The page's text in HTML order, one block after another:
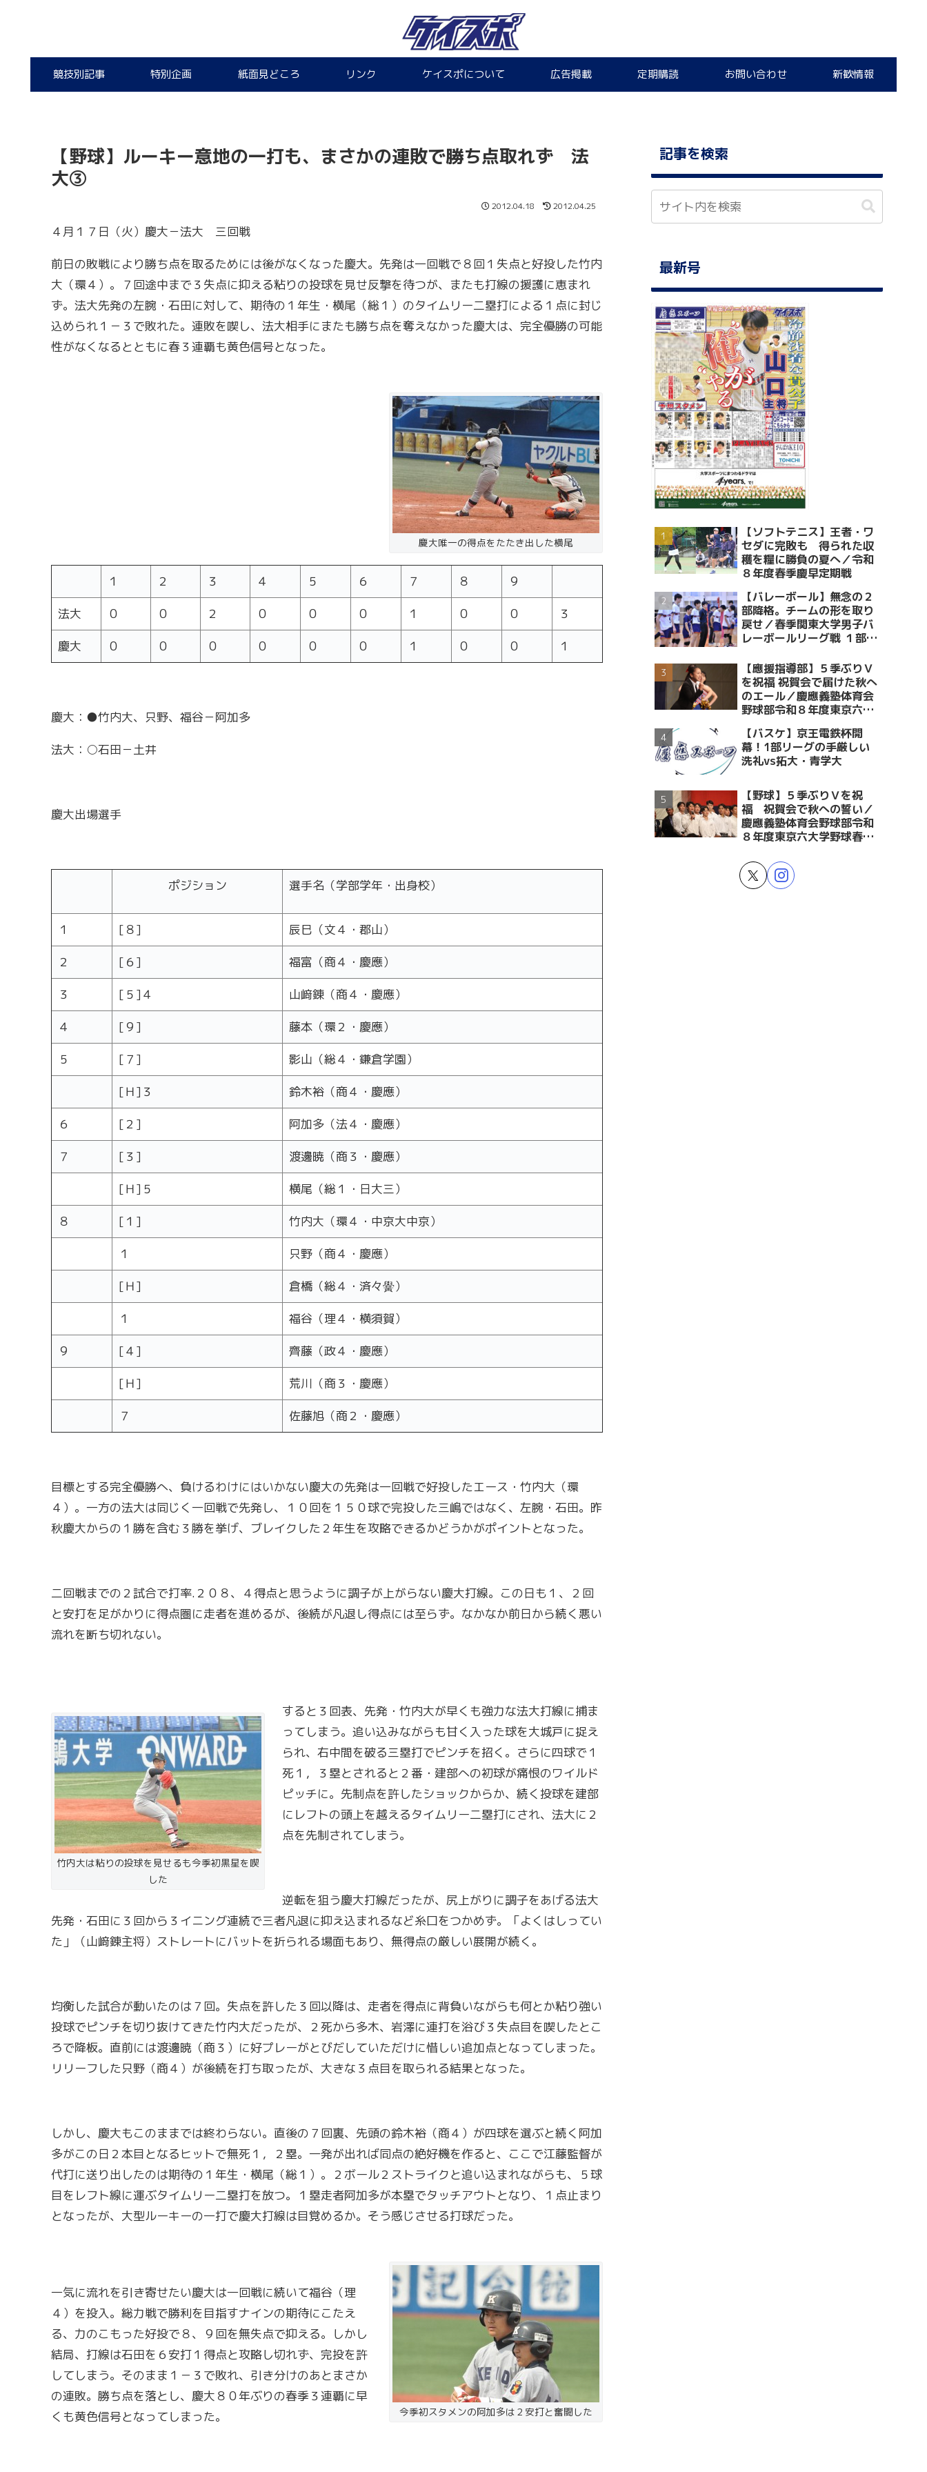
競技別記事 特別企画 紙面見どころ リンク ケイスポについて 広告掲載 定期購読 お問い合わせ 新歓情報
【野球】ルーキー意地の一打も、まさかの連敗で勝ち点取れず 法
大③
2012.04.18 2012.04.25
４月１７日（火）慶大－法大 三回戦
前日の敗戦により勝ち点を取るためには後がなくなった慶大。先発は一回戦で８回１失点と好投した竹内
大（環４）。７回途中まで３失点に抑える粘りの投球を見せ反撃を待つが、またも打線の援護に恵まれ
ず。法大先発の左腕・石田に対して、期待の１年生・横尾（総１）のタイムリー二塁打による１点に封じ
込められ１－３で敗れた。連敗を喫し、法大相手にまたも勝ち点を奪えなかった慶大は、完全優勝の可能
性がなくなるとともに春３連覇も黄色信号となった。
慶大唯一の得点をたたき出した横尾
１ ２ ３ ４ ５ ６ ７ ８ ９
法大 ０ ０ ２ ０ ０ ０ １ ０ ０ ３
慶大 ０ ０ ０ ０ ０ ０ １ ０ ０ １
慶大：●竹内大、只野、福谷－阿加多
法大：○石田－土井
慶大出場選手
ポジション 選手名（学部学年・出身校）
１ [８] 辰巳（文４・郡山）
２ [６] 福富（商４・慶應）
３ [５]４ 山﨑錬（商４・慶應）
４ [９] 藤本（環２・慶應）
５ [７] 影山（総４・鎌倉学園）
[Ｈ]３ 鈴木裕（商４・慶應）
６ [２] 阿加多（法４・慶應）
７ [３] 渡邊暁（商３・慶應）
[Ｈ]５ 横尾（総１・日大三）
８ [１] 竹内大（環４・中京大中京）
１ 只野（商４・慶應）
[Ｈ] 倉橋（総４・済々黌）
１ 福谷（理４・横須賀）
９ [４] 齊藤（政４・慶應）
[Ｈ] 荒川（商３・慶應）
７ 佐藤旭（商２・慶應）
目標とする完全優勝へ、負けるわけにはいかない慶大の先発は一回戦で好投したエース・竹内大（環
４）。一方の法大は同じく一回戦で先発し、１０回を１５０球で完投した三嶋ではなく、左腕・石田。昨
秋慶大からの１勝を含む３勝を挙げ、ブレイクした２年生を攻略できるかどうかがポイントとなった。
二回戦までの２試合で打率.２０８、４得点と思うように調子が上がらない慶大打線。この日も１、２回
と安打を足がかりに得点圏に走者を進めるが、後続が凡退し得点には至らず。なかなか前日から続く悪い
流れを断ち切れない。
竹内大は粘りの投球を見せるも今季初黒星を喫
した
すると３回表、先発・竹内大が早くも強力な法大打線に捕ま
ってしまう。追い込みながらも甘く入った球を大城戸に捉え
られ、右中間を破る三塁打でピンチを招く。さらに四球で１
死１，３塁とされると２番・建部への初球が痛恨のワイルド
ピッチに。先制点を許したショックからか、続く投球を建部
にレフトの頭上を越えるタイムリー二塁打にされ、法大に２
点を先制されてしまう。
逆転を狙う慶大打線だったが、尻上がりに調子をあげる法大
先発・石田に３回から３イニング連続で三者凡退に抑え込まれるなど糸口をつかめず。「よくはしってい
た」（山﨑錬主将）ストレートにバットを折られる場面もあり、無得点の厳しい展開が続く。
均衡した試合が動いたのは７回。失点を許した３回以降は、走者を得点に背負いながらも何とか粘り強い
投球でピンチを切り抜けてきた竹内大だったが、２死から多木、岩澤に連打を浴び３失点目を喫したとこ
ろで降板。直前には渡邊暁（商３）に好プレーがとびだしていただけに惜しい追加点となってしまった。
リリーフした只野（商４）が後続を打ち取ったが、大きな３点目を取られる結果となった。
しかし、慶大もこのままでは終わらない。直後の７回裏、先頭の鈴木裕（商４）が四球を選ぶと続く阿加
多がこの日２本目となるヒットで無死１，２塁。一発が出れば同点の絶好機を作ると、ここで江藤監督が
代打に送り出したのは期待の１年生・横尾（総１）。２ボール２ストライクと追い込まれながらも、５球
目をレフト線に運ぶタイムリー二塁打を放つ。１塁走者阿加多が本塁でタッチアウトとなり、１点止まり
となったが、大型ルーキーの一打で慶大打線は目覚めるか。そう感じさせる打球だった。
今季初スタメンの阿加多は２安打と奮闘した
一気に流れを引き寄せたい慶大は一回戦に続いて福谷（理
４）を投入。総力戦で勝利を目指すナインの期待にこたえ
る、力のこもった好投で８、９回を無失点で抑える。しかし
結局、打線は石田を６安打１得点と攻略し切れず、完投を許
してしまう。そのまま１－３で敗れ、引き分けのあとまさか
の連敗。勝ち点を落とし、慶大８０年ぶりの春季３連覇に早
くも黄色信号となってしまった。
記事を検索
最新号
【ソフトテニス】王者・ワ
セダに完敗も 得られた収
穫を糧に勝負の夏へ／令和
８年度春季慶早定期戦
【バレーボール】無念の２
部降格。チームの形を取り
戻せ／春季関東大学男子バ
レーボールリーグ戦 １部・
【應援指導部】５季ぶりＶ
を祝福 祝賀会で届けた秋へ
のエール／慶應義塾体育会
野球部令和８年度東京六大
賀会～後編～
【バスケ】京王電鉄杯開
幕！1部リーグの手厳しい
洗礼vs拓大・青学大
【野球】５季ぶりＶを祝
福 祝賀会で秋への誓い／
慶應義塾体育会野球部令和
８年度東京六大学野球春季
～